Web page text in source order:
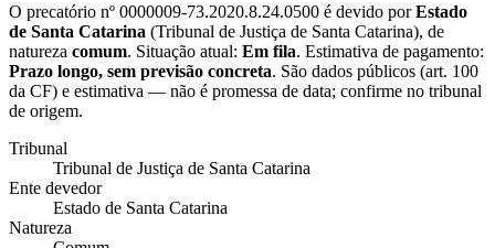
O precatório nº 0000009-73.2020.8.24.0500 é devido porEstado
de Santa Catarina (Tribunal de Justiça de Santa Catarina), de
natureza comum. Situação atual: Em fila. Estimativa de pagamento:
Prazo longo, sem previsão concreta. São dados públicos (art. 100
da CF) e estimativa — não é promessa de data; confirme no tribunal
de origem.
Tribunal
Tribunal de Justiça de Santa Catarina
Ente devedor
Estado de Santa Catarina
Natureza